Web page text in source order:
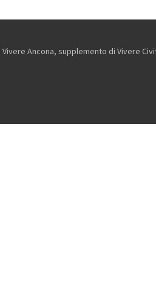
Vivere Ancona, supplemento di Vivere